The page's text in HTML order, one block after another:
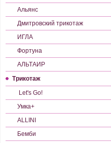
Альянс
Дмитровский трикотаж
ИГЛА
Фортуна
АЛЬТАИР
Трикотаж
Let's Gо!
Умка+
ALLINI
Бемби